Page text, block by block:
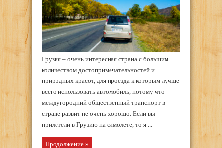
Грузия – очень интересная страна с большим
количеством достопримечательностей и
природных красот, для проезда к которым лучше
всего использовать автомобиль, потому что
междугородний общественный транспорт в
стране развит не очень хорошо. Если вы
прилетели в Грузию на самолете, то я ...
Продолжение »